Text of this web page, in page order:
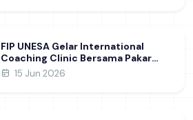
FIP UNESA Gelar International
Coaching Clinic Bersama Pakar
Khon Kaen University Thailand,
Ilmiah Internasional dukung SDG 4
15 Jun 2026